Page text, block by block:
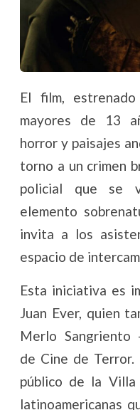
El film,
mayores de 13
horror y paisajes
torno a un crimen
policial que se
elemento
invita a los
espacio de
Esta iniciativa es
Juan Ever, quien
Merlo Sangriento
de Cine de Terror.
público de la
latinoamericanas